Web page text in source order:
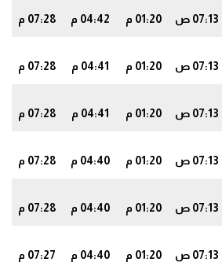
07:13 ص 01:20 م 04:42 م 07:28 م
07:13 ص 01:20 م 04:41 م 07:28 م
07:13 ص 01:20 م 04:41 م 07:28 م
07:13 ص 01:20 م 04:40 م 07:28 م
07:13 ص 01:20 م 04:40 م 07:28 م
07:13 ص 01:20 م 04:40 م 07:27 م